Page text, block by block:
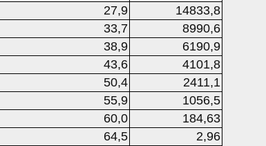
27,9
14833,8
33,7
8990,6
38,9
6190,9
43,6
4101,8
50,4
2411,1
55,9
1056,5
60,0
184,63
64,5
2,96